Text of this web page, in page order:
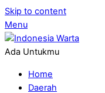
Skip to content
Menu
Ada Untukmu
Home
Daerah